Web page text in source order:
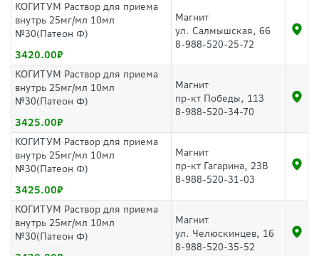
КОГИТУМ Раствор для приема
внутрь 25мг/мл 10мл
№30(Патеон Ф)
3420.00
Магнит
ул. Салмышская, 66
8-988-520-25-72
КОГИТУМ Раствор для приема
внутрь 25мг/мл 10мл
№30(Патеон Ф)
3425.00
Магнит
пр-кт Победы, 113
8-988-520-34-70
КОГИТУМ Раствор для приема
внутрь 25мг/мл 10мл
№30(Патеон Ф)
3425.00
Магнит
пр-кт Гагарина, 23В
8-988-520-31-03
КОГИТУМ Раствор для приема
внутрь 25мг/мл 10мл
№30(Патеон Ф)
Магнит
ул. Челюскинцев, 16
8-988-520-35-52